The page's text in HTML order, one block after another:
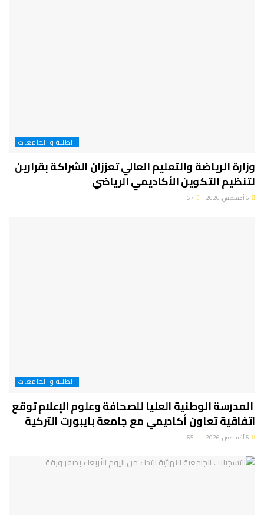
الطلبة و الجامعات
وزارة الرياضة والتعليم العالي تعززان الشراكة بقرارين
لتنظيم التكوين الأكاديمي الرياضي
الطلبة و الجامعات
المدرسة الوطنية العليا للصحافة وعلوم الإعلام توقع
اتفاقية تعاون أكاديمي مع جامعة بايبورت التركية